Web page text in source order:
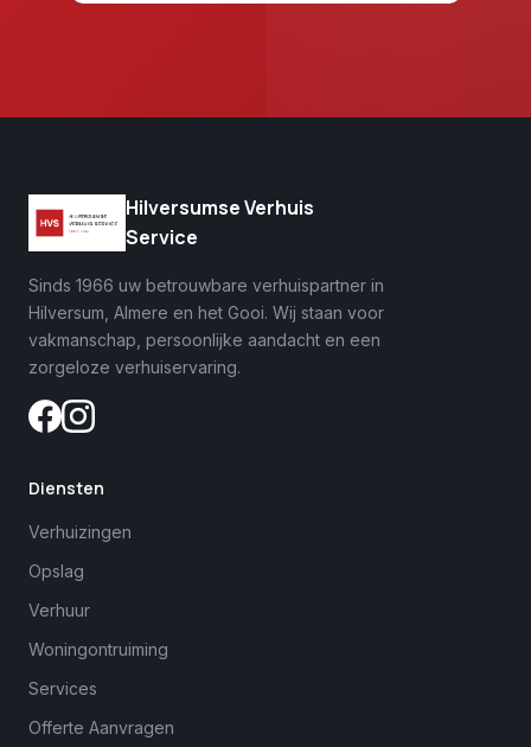
Hilversumse Verhuis
Service
Sinds 1966 uw betrouwbare verhuispartner in
Hilversum, Almere en het Gooi. Wij staan voor
vakmanschap, persoonlijke aandacht en een
zorgeloze verhuiservaring.
Diensten
Verhuizingen
Opslag
Verhuur
Woningontruiming
Services
Offerte Aanvragen